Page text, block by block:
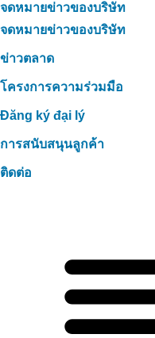
จดหมายข่าวของบริษัท
จดหมายข่าวของบริษัท
ข่าวตลาด
โครงการความร่วมมือ
Đăng ký đại lý
การสนับสนุนลูกค้า
ติดต่อ